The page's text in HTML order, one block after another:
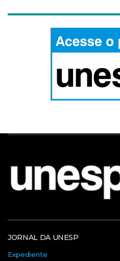
JORNAL DA UNESP
Expediente